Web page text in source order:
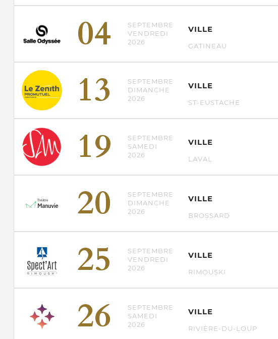
04
SEPTEMBRE
VENDREDI
2026
VILLE
GATINEAU
13
SEPTEMBRE
DIMANCHE
2026
VILLE
ST-EUSTACHE
19
SEPTEMBRE
SAMEDI
2026
VILLE
LAVAL
20
SEPTEMBRE
DIMANCHE
2026
VILLE
BROSSARD
25
SEPTEMBRE
VENDREDI
2026
VILLE
RIMOUSKI
26
SEPTEMBRE
SAMEDI
2026
VILLE
RIVIÈRE-DU-LOUP